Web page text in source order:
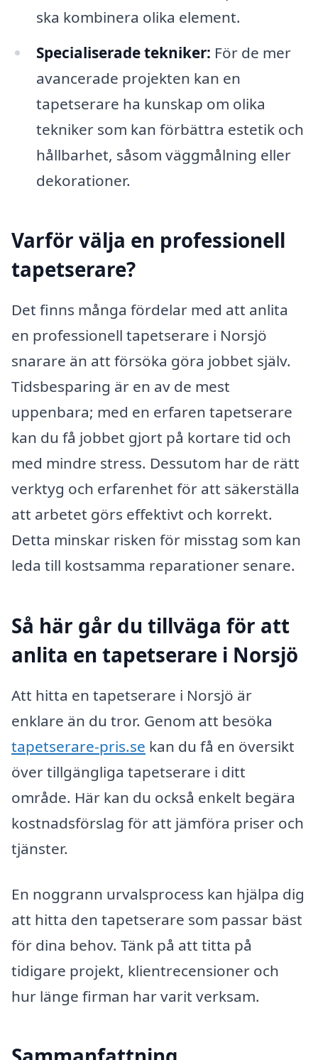
ska kombinera olika element.
Specialiserade tekniker: För de mer
avancerade projekten kan en
tapetserare ha kunskap om olika
tekniker som kan förbättra estetik och
hållbarhet, såsom väggmålning eller
dekorationer.
Varför välja en professionell
tapetserare?
Det finns många fördelar med att anlita
en professionell tapetserare i Norsjö
snarare än att försöka göra jobbet själv.
Tidsbesparing är en av de mest
uppenbara; med en erfaren tapetserare
kan du få jobbet gjort på kortare tid och
med mindre stress. Dessutom har de rätt
verktyg och erfarenhet för att säkerställa
att arbetet görs effektivt och korrekt.
Detta minskar risken för misstag som kan
leda till kostsamma reparationer senare.
Så här går du tillväga för att
anlita en tapetserare i Norsjö
Att hitta en tapetserare i Norsjö är
enklare än du tror. Genom att besöka
tapetserare-pris.se kan du få en översikt
över tillgängliga tapetserare i ditt
område. Här kan du också enkelt begära
kostnadsförslag för att jämföra priser och
tjänster.
En noggrann urvalsprocess kan hjälpa dig
att hitta den tapetserare som passar bäst
för dina behov. Tänk på att titta på
tidigare projekt, klientrecensioner och
hur länge firman har varit verksam.